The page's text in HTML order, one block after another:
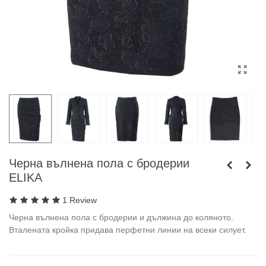
Черна вълнена пола с бродерии
ELIKA
1 Review
Черна вълнена пола с бродерии и дължина до коляното.
Вталената кройка придава перфетни линии на всеки силует.